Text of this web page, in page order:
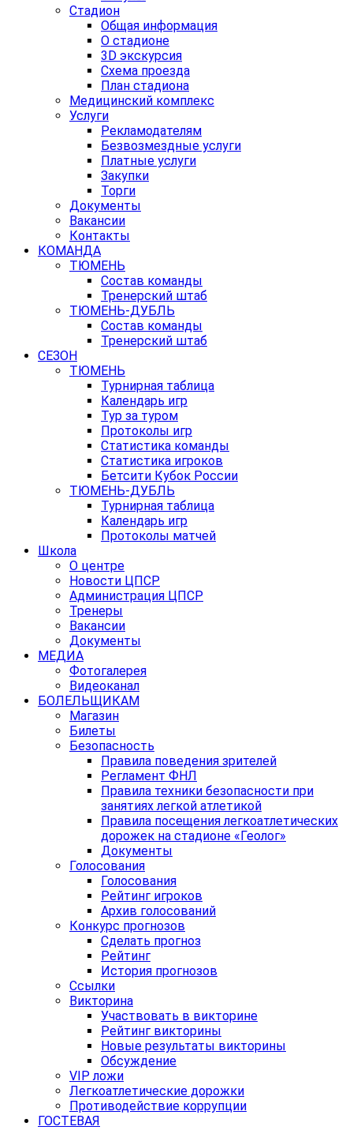
Стадион
Общая информация
О стадионе
3D экскурсия
Схема проезда
План стадиона
Медицинский комплекс
Услуги
Рекламодателям
Безвозмездные услуги
Платные услуги
Закупки
Торги
Документы
Вакансии
Контакты
КОМАНДА
ТЮМЕНЬ
Состав команды
Тренерский штаб
ТЮМЕНЬ-ДУБЛЬ
Состав команды
Тренерский штаб
СЕЗОН
ТЮМЕНЬ
Турнирная таблица
Календарь игр
Тур за туром
Протоколы игр
Статистика команды
Статистика игроков
Бетсити Кубок России
ТЮМЕНЬ-ДУБЛЬ
Турнирная таблица
Календарь игр
Протоколы матчей
Школа
О центре
Новости ЦПСР
Администрация ЦПСР
Тренеры
Вакансии
Документы
МЕДИА
Фотогалерея
Видеоканал
БОЛЕЛЬЩИКАМ
Магазин
Билеты
Безопасность
Правила поведения зрителей
Регламент ФНЛ
Правила техники безопасности при
занятиях легкой атлетикой
Правила посещения легкоатлетических
дорожек на стадионе «Геолог»
Документы
Голосования
Голосования
Рейтинг игроков
Архив голосований
Конкурс прогнозов
Сделать прогноз
Рейтинг
История прогнозов
Ссылки
Викторина
Участвовать в викторине
Рейтинг викторины
Новые результаты викторины
Обсуждение
VIP ложи
Легкоатлетические дорожки
Противодействие коррупции
ГОСТЕВАЯ